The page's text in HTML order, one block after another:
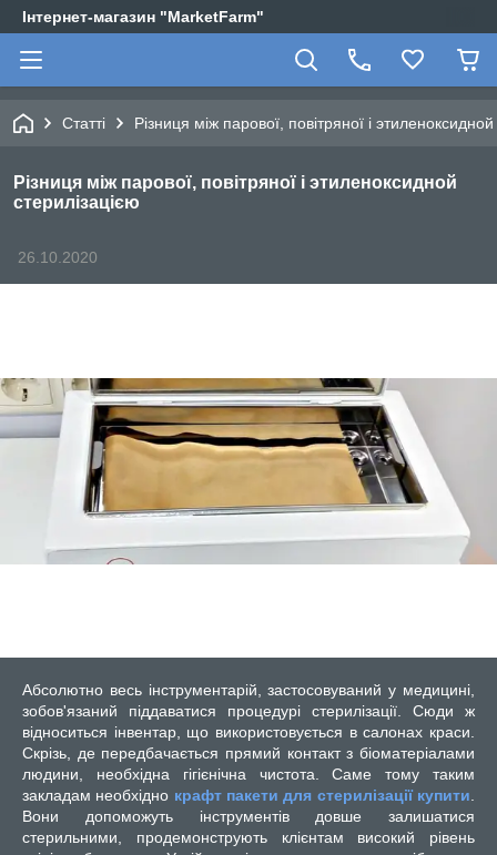
Інтернет-магазин "MarketFarm"
Статті Різниця між парової, повітряної і
Різниця між парової, повітряної і этиленоксидной
стерилізацією
26.10.2020
Абсолютно весь інструментарій, застосовуваний у медицині,
зобов'язаний піддаватися процедурі стерилізації. Сюди ж
відноситься інвентар, що використовується в салонах краси.
Скрізь, де передбачається прямий контакт з біоматеріалами
людини, необхідна гігієнічна чистота. Саме тому таким
закладам необхідно крафт пакети для стерилізації купити
Вони допоможуть інструментів довше залишатися
стерильними, продемонструють клієнтам високий рівень